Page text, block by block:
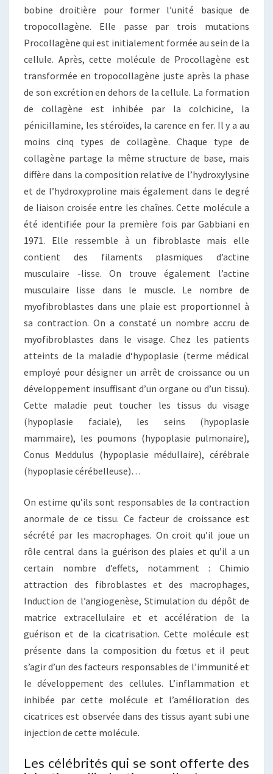
bobine droitière pour former l’unité basique de
tropocollagène. Elle passe par trois mutations
Procollagène qui est initialement formée au sein de la
cellule. Après, cette molécule de Procollagène est
transformée en tropocollagène juste après la phase
de son excrétion en dehors de la cellule. La formation
de collagène est inhibée par la colchicine, la
pénicillamine, les stéroïdes, la carence en fer. Il y a au
moins cinq types de collagène. Chaque type de
collagène partage la même structure de base, mais
diffère dans la composition relative de l’hydroxylysine
et de l’hydroxyproline mais également dans le degré
de liaison croisée entre les chaînes. Cette molécule a
été identifiée pour la première fois par Gabbiani en
1971. Elle ressemble à un fibroblaste mais elle
contient des filaments plasmiques d’actine
musculaire -lisse. On trouve également l’actine
musculaire lisse dans le muscle. Le nombre de
myofibroblastes dans une plaie est proportionnel à
sa contraction. On a constaté un nombre accru de
myofibroblastes dans le visage. Chez les patients
atteints de la maladie d‘hypoplasie (terme médical
employé pour désigner un arrêt de croissance ou un
développement insuffisant d’un organe ou d’un tissu).
Cette maladie peut toucher les tissus du visage
(hypoplasie faciale), les seins (hypoplasie
mammaire), les poumons (hypoplasie pulmonaire),
Conus Meddulus (hypoplasie médullaire), cérébrale
(hypoplasie cérébelleuse)…
On estime qu’ils sont responsables de la contraction
anormale de ce tissu. Ce facteur de croissance est
sécrété par les macrophages. On croit qu’il joue un
rôle central dans la guérison des plaies et qu’il a un
certain nombre d’effets, notamment : Chimio
attraction des fibroblastes et des macrophages,
Induction de l’angiogenèse, Stimulation du dépôt de
matrice extracellulaire et et accélération de la
guérison et de la cicatrisation. Cette molécule est
présente dans la composition du fœtus et il peut
s’agir d’un des facteurs responsables de l’immunité et
le développement des cellules. L’inflammation et
inhibée par cette molécule et l’amélioration des
cicatrices est observée dans des tissus ayant subi une
injection de cette molécule.
Les célébrités qui se sont offerte des